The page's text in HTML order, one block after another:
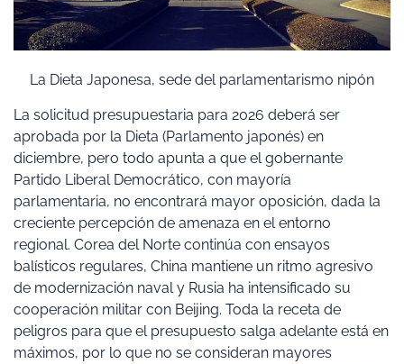
La Dieta Japonesa, sede del parlamentarismo nipón
La solicitud presupuestaria para 2026 deberá ser
aprobada por la Dieta (Parlamento japonés) en
diciembre, pero todo apunta a que el gobernante
Partido Liberal Democrático, con mayoría
parlamentaria, no encontrará mayor oposición, dada la
creciente percepción de amenaza en el entorno
regional. Corea del Norte continúa con ensayos
balísticos regulares, China mantiene un ritmo agresivo
de modernización naval y Rusia ha intensificado su
cooperación militar con Beijing. Toda la receta de
peligros para que el presupuesto salga adelante está en
máximos, por lo que no se consideran mayores